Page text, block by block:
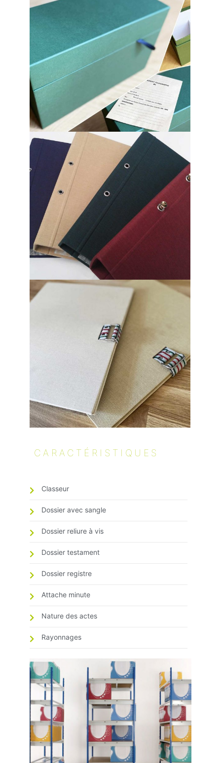
CARACTÉRISTIQUES
Classeur
Dossier avec sangle
Dossier reliure à vis
Dossier testament
Dossier registre
Attache minute
Nature des actes
Rayonnages